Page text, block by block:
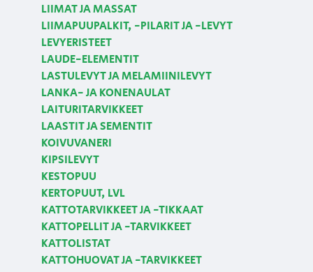
LIIMAT JA MASSAT
LIIMAPUUPALKIT, -PILARIT JA -LEVYT
LEVYERISTEET
LAUDE-ELEMENTIT
LASTULEVYT JA MELAMIINILEVYT
LANKA- JA KONENAULAT
LAITURITARVIKKEET
LAASTIT JA SEMENTIT
KOIVUVANERI
KIPSILEVYT
KESTOPUU
KERTOPUUT, LVL
KATTOTARVIKKEET JA -TIKKAAT
KATTOPELLIT JA -TARVIKKEET
KATTOLISTAT
KATTOHUOVAT JA -TARVIKKEET